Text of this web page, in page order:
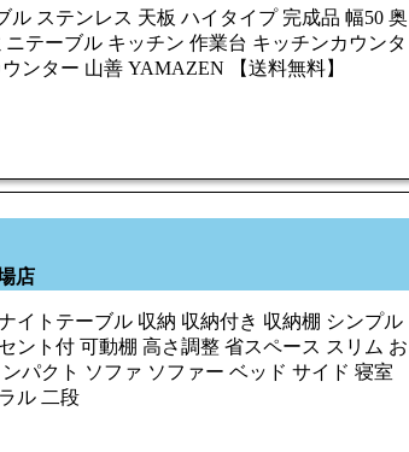
ル ステンレス 天板 ハイタイプ 完成品 幅50 奥
ニテーブル キッチン 作業台 キッチンカウンタ
ンター 山善 YAMAZEN 【送料無料】
店
イトテーブル 収納 収納付き 収納棚 シンプル
ント付 可動棚 高さ調整 省スペース スリム お
パクト ソファ ソファー ベッド サイド 寝室
ル 二段